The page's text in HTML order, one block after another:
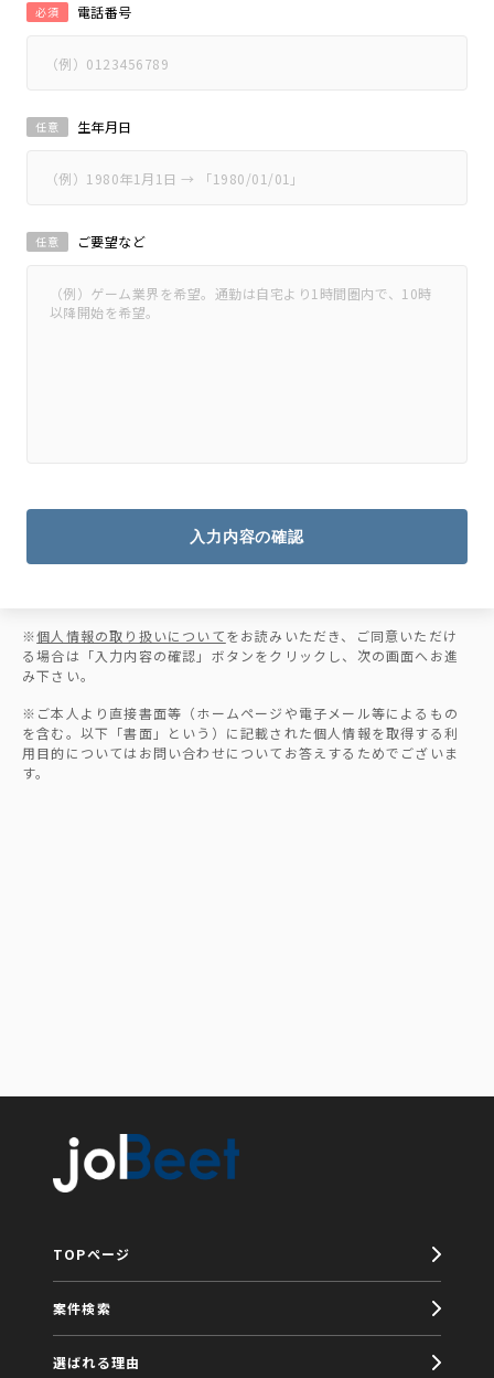
電話番号
必須
生年月日
任意
ご要望など
任意
入力内容の確認
※個人情報の取り扱いについてをお読みいただき、ご同意いただけ
る場合は「入力内容の確認」ボタンをクリックし、次の画面へお進
み下さい。
※ご本人より直接書面等（ホームページや電子メール等によるもの
を含む。以下「書面」という）に記載された個人情報を取得する利
用目的についてはお問い合わせについてお答えするためでございま
す。
TOPページ
案件検索
選ばれる理由